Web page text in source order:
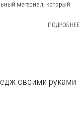
материал, который
ПОДРОБНЕЕ
своими руками